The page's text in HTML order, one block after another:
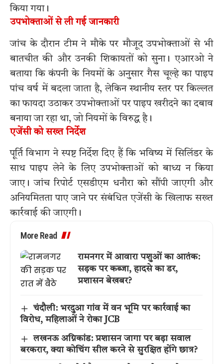
किया गया।
उपभोक्ताओं से ली गई जानकारी
जांच के दौरान टीम ने मौके पर मौजूद उपभोक्ताओं से भी
बातचीत की और उनकी शिकायतों को सुना। एआरओ ने
बताया कि कंपनी के नियमों के अनुसार गैस चूल्हे का पाइप
पांच वर्ष में बदला जाता है, लेकिन स्थानीय स्तर पर किल्लत
का फायदा उठाकर उपभोक्ताओं पर पाइप खरीदने का दबाव
बनाया जा रहा था, जो नियमों के विरुद्ध है।
एजेंसी को सख्त निर्देश
पूर्ति विभाग ने स्पष्ट निर्देश दिए हैं कि भविष्य में सिलिंडर के
साथ पाइप लेने के लिए उपभोक्ताओं को बाध्य न किया
जाए। जांच रिपोर्ट एसडीएम धनौरा को सौंपी जाएगी और
अनियमितता पाए जाने पर संबंधित एजेंसी के खिलाफ सख्त
कार्रवाई की जाएगी।
More Read
रामनगर में आवारा पशुओं का आतंक:
सड़क पर कब्जा, हादसे का डर,
प्रशासन बेखबर?
चंदौली: भरदुआ गांव में वन भूमि पर कार्रवाई का
विरोध, महिलाओं ने रोका JCB
लखनऊ अग्निकांड: प्रशासन जागा पर बड़ा सवाल
बरकरार, क्या कोचिंग सील करने से सुरक्षित होंगे छात्र?